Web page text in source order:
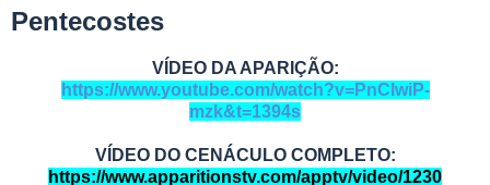
Pentecostes
VÍDEO DA APARIÇÃO:
https://www.youtube.com/watch?v=PnClwiP-
mzk&t=1394s
VÍDEO DO CENÁCULO COMPLETO:
https://www.apparitionstv.com/apptv/video/1230